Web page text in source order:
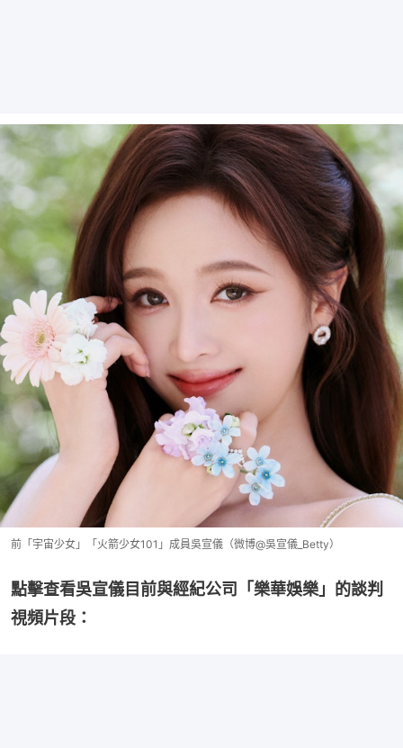
前「宇宙少女」「火箭少女101」成員吳宣儀（微博@吳宣儀_Betty）
點擊查看吳宣儀目前與經紀公司「樂華娛樂」的談判
視頻片段：